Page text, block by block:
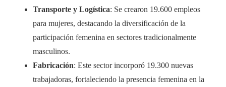
Transporte y Logística: Se crearon 19.600 empleos
para mujeres, destacando la diversificación de la
participación femenina en sectores tradicionalmente
masculinos. ​
Fabricación: Este sector incorporó 19.300 nuevas
trabajadoras, fortaleciendo la presencia femenina en la